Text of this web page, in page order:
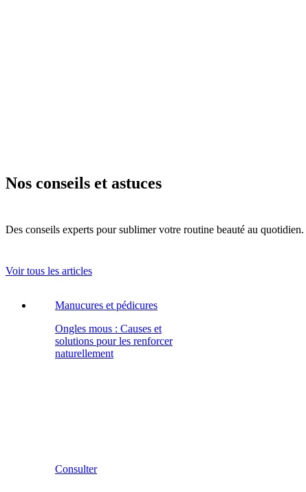
Nos conseils et astuces
Des conseils experts pour sublimer votre routine beauté au quotidien.
Voir tous les articles
Manucures et pédicures
Ongles mous : Causes et
solutions pour les renforcer
naturellement
Consulter